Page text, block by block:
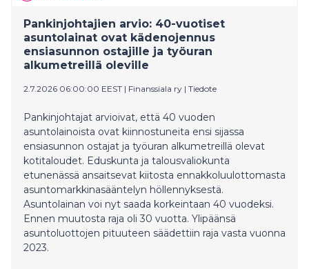
Pankinjohtajien arvio: 40-vuotiset
asuntolainat ovat kädenojennus
ensiasunnon ostajille ja työuran
alkumetreillä oleville
2.7.2026 06:00:00 EEST | Finanssiala ry | Tiedote
Pankinjohtajat arvioivat, että 40 vuoden
asuntolainoista ovat kiinnostuneita ensi sijassa
ensiasunnon ostajat ja työuran alkumetreillä olevat
kotitaloudet. Eduskunta ja talousvaliokunta
etunenässä ansaitsevat kiitosta ennakkoluulottomasta
asuntomarkkinasääntelyn höllennyksestä.
Asuntolainan voi nyt saada korkeintaan 40 vuodeksi.
Ennen muutosta raja oli 30 vuotta. Ylipäänsä
asuntoluottojen pituuteen säädettiin raja vasta vuonna
2023.